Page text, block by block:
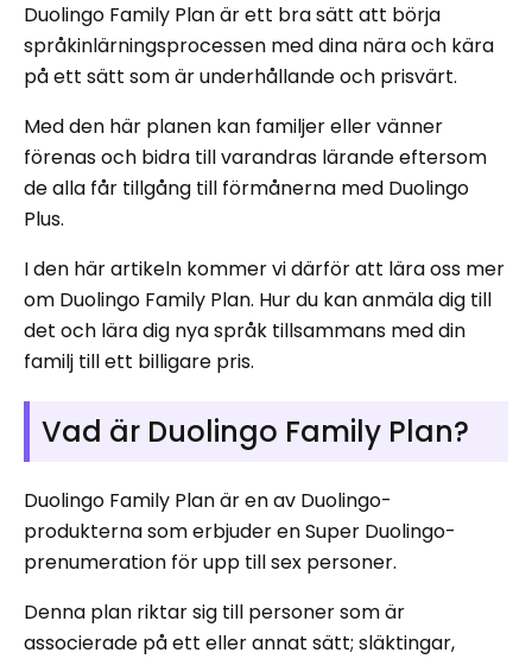
Duolingo Family Plan är ett bra sätt att börja
språkinlärningsprocessen med dina nära och kära
på ett sätt som är underhållande och prisvärt.
Med den här planen kan familjer eller vänner
förenas och bidra till varandras lärande eftersom
de alla får tillgång till förmånerna med Duolingo
Plus.
I den här artikeln kommer vi därför att lära oss mer
om Duolingo Family Plan. Hur du kan anmäla dig till
det och lära dig nya språk tillsammans med din
familj till ett billigare pris.
Vad är Duolingo Family Plan?
Duolingo Family Plan är en av Duolingo-
produkterna som erbjuder en Super Duolingo-
prenumeration för upp till sex personer.
Denna plan riktar sig till personer som är
associerade på ett eller annat sätt; släktingar,